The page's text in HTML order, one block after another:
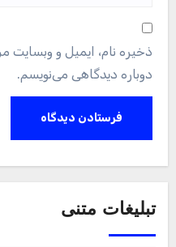
ذخیره نام، ایمیل و وبسایت
دوباره دیدگاهی می‌نویسم.
تبلیغات متنی